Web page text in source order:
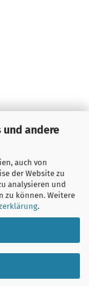
und andere
auch von
der Website zu
analysieren und
zu können. Weitere
.